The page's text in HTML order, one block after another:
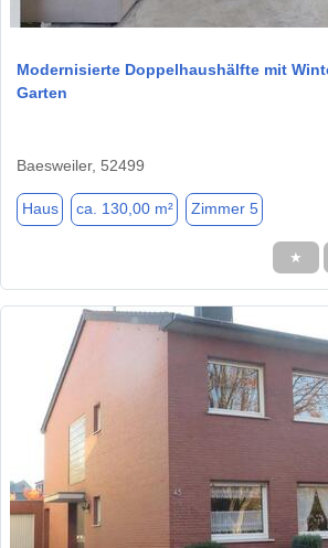
Modernisierte Doppelhaushälfte mit
Garten
Baesweiler, 52499
Haus ca. 130,00 m² Zimmer 5
★